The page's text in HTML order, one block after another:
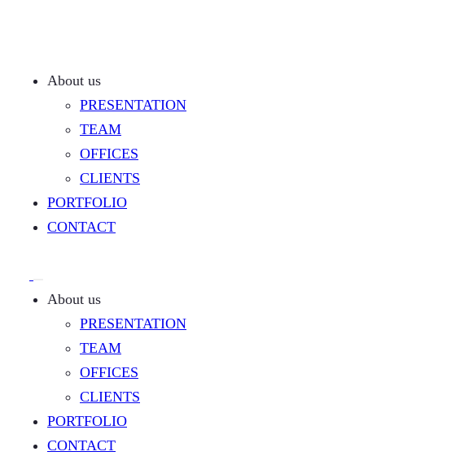
About us
PRESENTATION
TEAM
OFFICES
CLIENTS
PORTFOLIO
CONTACT
About us
PRESENTATION
TEAM
OFFICES
CLIENTS
PORTFOLIO
CONTACT